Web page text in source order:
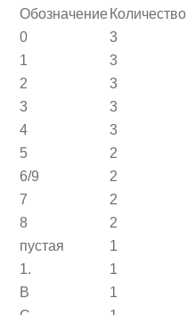
Обозначение Количество
0
3
1
3
2
3
3
3
4
3
5
2
6/9
2
7
2
8
2
пустая
1
1.
1
B
1